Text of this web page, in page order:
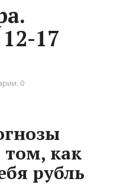
17
0
том, как
рубль